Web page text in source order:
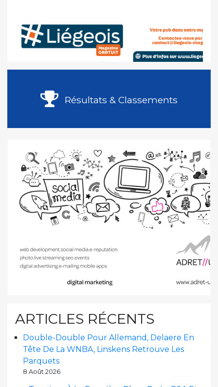
Résultats & Classements
ARTICLES RÉCENTS
Double-Double Pour Allemand, Delaere En
Tête De La WNBA, Linskens Retrouve Les
Parquets
8 Août 2026